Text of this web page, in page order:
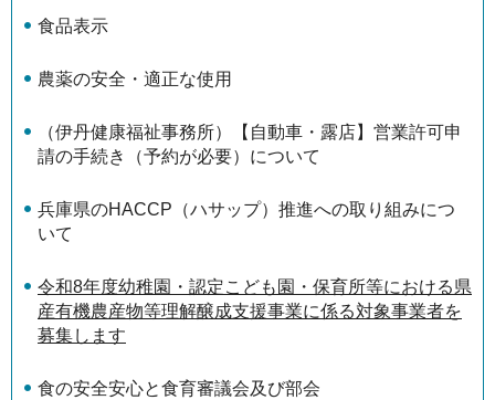
食品表示
農薬の安全・適正な使用
（伊丹健康福祉事務所）【自動車・露店】営業許可申
請の手続き（予約が必要）について
兵庫県のHACCP（ハサップ）推進への取り組みにつ
いて
令和8年度幼稚園・認定こども園・保育所等における県
産有機農産物等理解醸成支援事業に係る対象事業者を
募集します
食の安全安心と食育審議会及び部会